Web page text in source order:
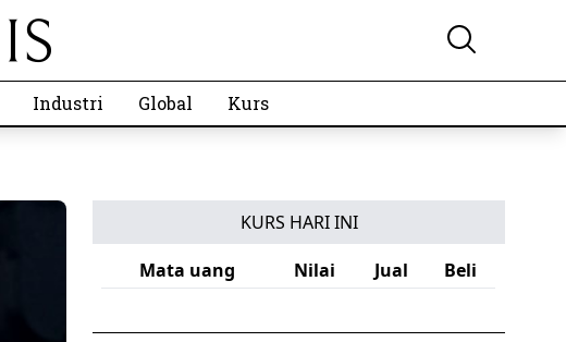
Industri Global Kurs
KURS HARI INI
Mata uang
Nilai Jual Beli